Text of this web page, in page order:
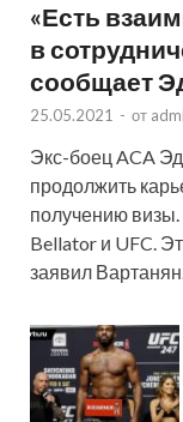
«Есть
в
сообщает
25.05.2021 - от
Экс-боец ACA
продолжить
получению
Bellator и UFC.
заявил